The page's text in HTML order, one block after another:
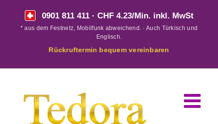
0901 811 411· CHF 4.23/Min. inkl. MwSt
* aus dem Festnetz, Mobilfunk abweichend. · Auch Türkisch und
Englisch.
Rückruftermin bequem vereinbaren